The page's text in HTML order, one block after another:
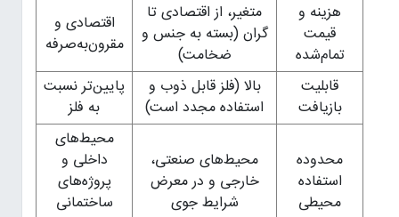
هزینه و
تمام‌شده
متغیر، از اقتصادی تا
گران (بسته به جنس و
ضخامت)
اقتصادی و
مقرون‌به‌صرفه
قابلیت
بازیافت
بالا (فلز قابل ذوب و
استفاده مجدد است)
پایین‌تر نسبت
محدوده
استفاده
محیطی
محیط‌های صنعتی،
خارجی و در معرض
شرایط جوی
محیط‌های
داخلی و
پروژه‌های
ساختمانی